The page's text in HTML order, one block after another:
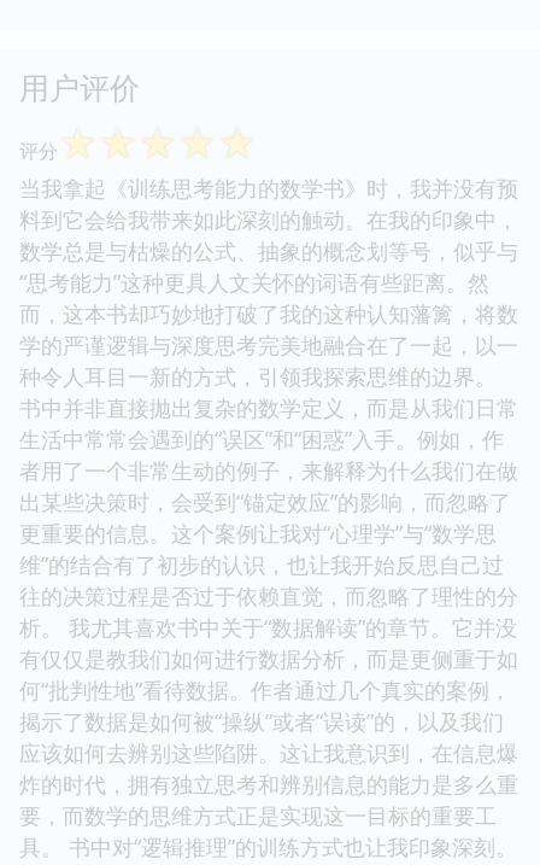
用户评价
评分 ☆☆☆☆☆
当我拿起《训练思考能力的数学书》时，我并没有预
料到它会给我带来如此深刻的触动。在我的印象中，
数学总是与枯燥的公式、抽象的概念划等号，似乎与
“思考能力”这种更具人文关怀的词语有些距离。然
而，这本书却巧妙地打破了我的这种认知藩篱，将数
学的严谨逻辑与深度思考完美地融合在了一起，以一
种令人耳目一新的方式，引领我探索思维的边界。
书中并非直接抛出复杂的数学定义，而是从我们日常
生活中常常会遇到的“误区”和“困惑”入手。例如，作
者用了一个非常生动的例子，来解释为什么我们在做
出某些决策时，会受到“锚定效应”的影响，而忽略了
更重要的信息。这个案例让我对“心理学”与“数学思
维”的结合有了初步的认识，也让我开始反思自己过
往的决策过程是否过于依赖直觉，而忽略了理性的分
析。 我尤其喜欢书中关于“数据解读”的章节。它并没
有仅仅是教我们如何进行数据分析，而是更侧重于如
何“批判性地”看待数据。作者通过几个真实的案例，
揭示了数据是如何被“操纵”或者“误读”的，以及我们
应该如何去辨别这些陷阱。这让我意识到，在信息爆
炸的时代，拥有独立思考和辨别信息的能力是多么重
要，而数学的思维方式正是实现这一目标的重要工
具。 书中对“逻辑推理”的训练方式也让我印象深刻。